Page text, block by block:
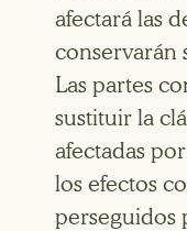
afectará las
conservarán
Las partes
sustituir la
afectadas
los efectos
perseguidos